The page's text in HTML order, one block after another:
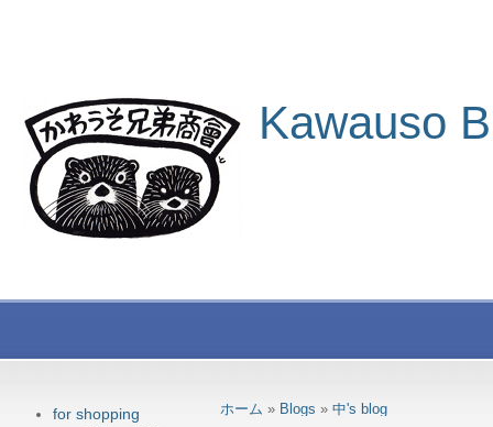
Kawauso
for shopping
ホーム » Blogs » 中's blog